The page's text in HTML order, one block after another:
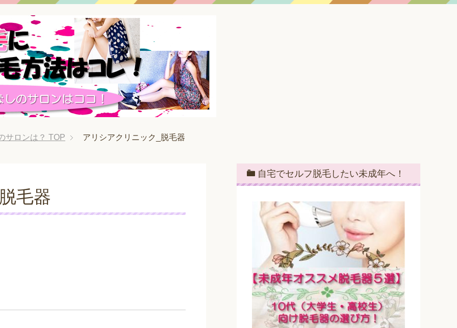
サロンは？ TOP アリシアクリニック_脱毛器
毛器
自宅でセルフ脱毛したい未成年へ！